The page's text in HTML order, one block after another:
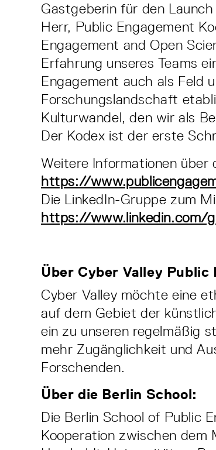
Gastgeberin für den
Herr, Public Engagement
Engagement and Open
Erfahrung unseres Teams
Engagement auch als Feld
Forschungslandschaft
Kulturwandel, den wir als
Der Kodex ist der erste
Weitere Informationen über
https://
Die LinkedIn-Gruppe zum
https://www.linkedin.com/
Über Cyber Valley Public
Cyber Valley möchte eine
auf dem Gebiet der
ein zu unseren regelmäßig
mehr Zugänglichkeit und
Forschenden.
Über die Berlin School:
Die Berlin School of Public
Kooperation zwischen dem